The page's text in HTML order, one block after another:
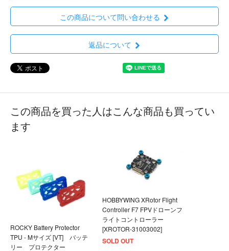
この商品について問い合わせる
返品について
この商品を買った人はこんな商品も買ってい
ます
ROCKY Battery Protector
TPU - Mサイズ [VT] バッテ
リー プロテクター
HOBBYWING XRotor Flight
Controller F7 FPVドローンフ
ライトコントローラー
[XROTOR-31003002]
SOLD OUT